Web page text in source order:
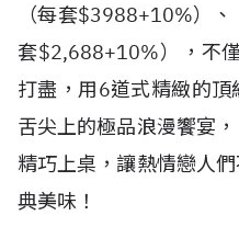
（每套$3988+10%）
套$2,688+10%），不
打盡，用6道式精緻的
舌尖上的極品浪漫饗宴
精巧上桌，讓熱情戀人
典美味！